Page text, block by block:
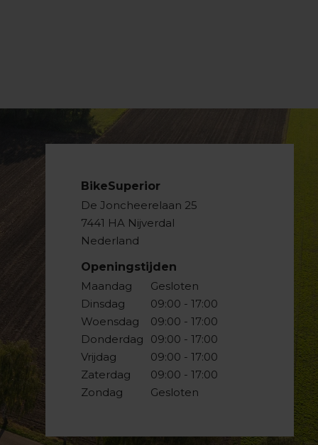
BikeSuperior
De Joncheerelaan 25
7441 HA Nijverdal
Nederland
Openingstijden
Maandag
Dinsdag
Woensdag
Donderdag
Vrijdag
Zaterdag
Zondag
Gesloten
09:00 - 17:00
09:00 - 17:00
09:00 - 17:00
09:00 - 17:00
09:00 - 17:00
Gesloten